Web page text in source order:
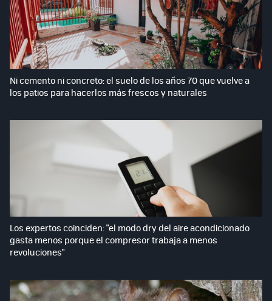
Ni cemento ni concreto: el suelo de los años 70 que vuelve a
los patios para hacerlos más frescos y naturales
Los expertos coinciden: "el modo dry del aire acondicionado
gasta menos porque el compresor trabaja a menos
revoluciones"